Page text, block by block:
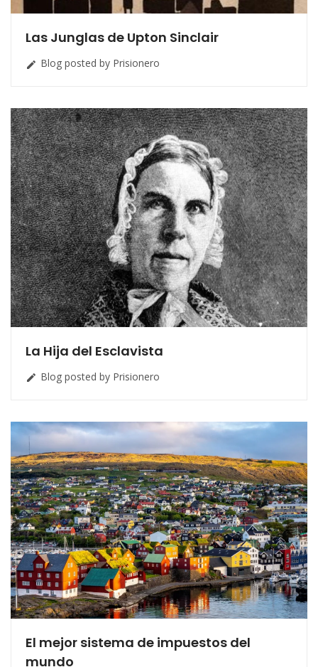
Las Junglas de Upton Sinclair
 Blog posted by Prisionero
La Hija del Esclavista
 Blog posted by Prisionero
El mejor sistema de impuestos del
mundo